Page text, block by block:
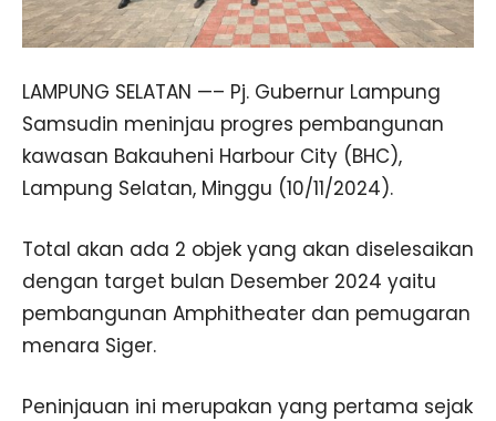
LAMPUNG SELATAN —– Pj. Gubernur Lampung
Samsudin meninjau progres pembangunan
kawasan Bakauheni Harbour City (BHC),
Lampung Selatan, Minggu (10/11/2024).
Total akan ada 2 objek yang akan diselesaikan
dengan target bulan Desember 2024 yaitu
pembangunan Amphitheater dan pemugaran
menara Siger.
Peninjauan ini merupakan yang pertama sejak